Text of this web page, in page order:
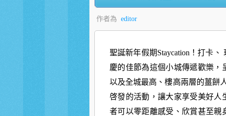
作者為 editor
聖誕新年假期Staycation！打卡
慶的佳節為這個小城傳遞歡樂
以及全城最高、樓高兩層的薑餅
啓發的活動，讓大家享受美好人
者可以零距離感受、欣賞甚至親